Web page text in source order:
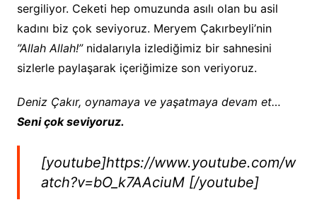
sergiliyor. Ceketi hep omuzunda asılı olan bu asil
kadını biz çok seviyoruz. Meryem Çakırbeyli’nin
”Allah Allah!”nidalarıyla izlediğimiz bir sahnesini
sizlerle paylaşarak içeriğimize son veriyoruz.
Deniz Çakır, oynamaya ve yaşatmaya devam et…
Seni çok seviyoruz.
[youtube]https://www.youtube.com/w
atch?v=bO_k7AAciuM [/youtube]